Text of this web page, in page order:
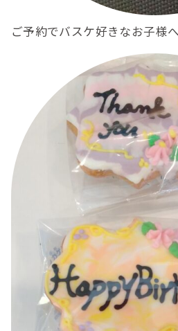
ご予約でバスケ好きなお子様